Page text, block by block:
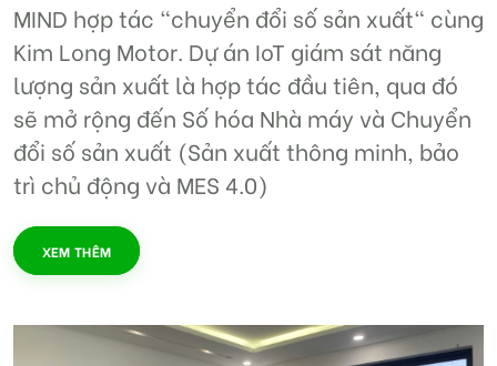
MIND hợp tác "chuyển đổi số sản xuất" cùng
Kim Long Motor. Dự án IoT giám sát năng
lượng sản xuất là hợp tác đầu tiên, qua đó
sẽ mở rộng đến Số hóa Nhà máy và Chuyển
đổi số sản xuất (Sản xuất thông minh, bảo
trì chủ động và MES 4.0)
XEM THÊM